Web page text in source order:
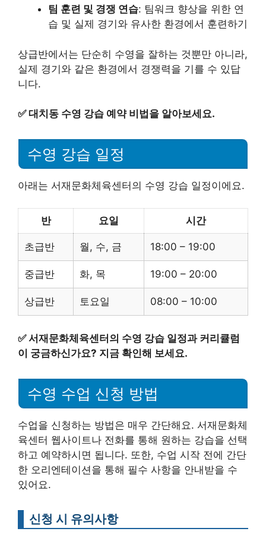
팀 훈련 및 경쟁 연습: 팀워크 향상을 위한 연
습 및 실제 경기와 유사한 환경에서 훈련하기
상급반에서는 단순히 수영을 잘하는 것뿐만 아니라,
실제 경기와 같은 환경에서 경쟁력을 기를 수 있답
니다.
✅대치동 수영 강습 예약 비법을 알아보세요.
수영 강습 일정
아래는 서재문화체육센터의 수영 강습 일정이에요.
반 요일 시간
초급반 월, 수, 금 18:00 – 19:00
중급반 화, 목 19:00 – 20:00
상급반 토요일 08:00 – 10:00
✅서재문화체육센터의 수영 강습 일정과 커리큘럼
이 궁금하신가요? 지금 확인해 보세요.
수영 수업 신청 방법
수업을 신청하는 방법은 매우 간단해요. 서재문화체
육센터 웹사이트나 전화를 통해 원하는 강습을 선택
하고 예약하시면 됩니다. 또한, 수업 시작 전에 간단
한 오리엔테이션을 통해 필수 사항을 안내받을 수
있어요.
신청 시 유의사항